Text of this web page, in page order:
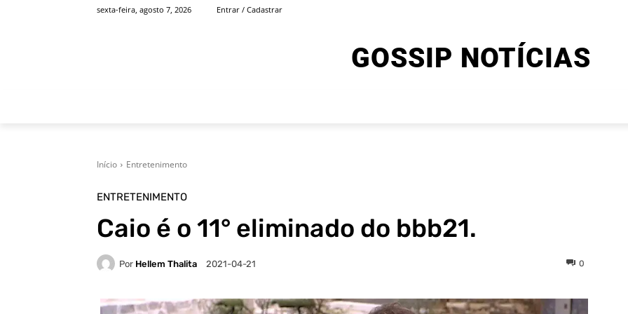
sexta-feira, agosto 7, 2026 Entrar / Cadastrar
GOSSIP NOTÍCIAS
Início Entretenimento
ENTRETENIMENTO
Caio é o 11° eliminado do bbb21.
Por Hellem Thalita 2021-04-21 0